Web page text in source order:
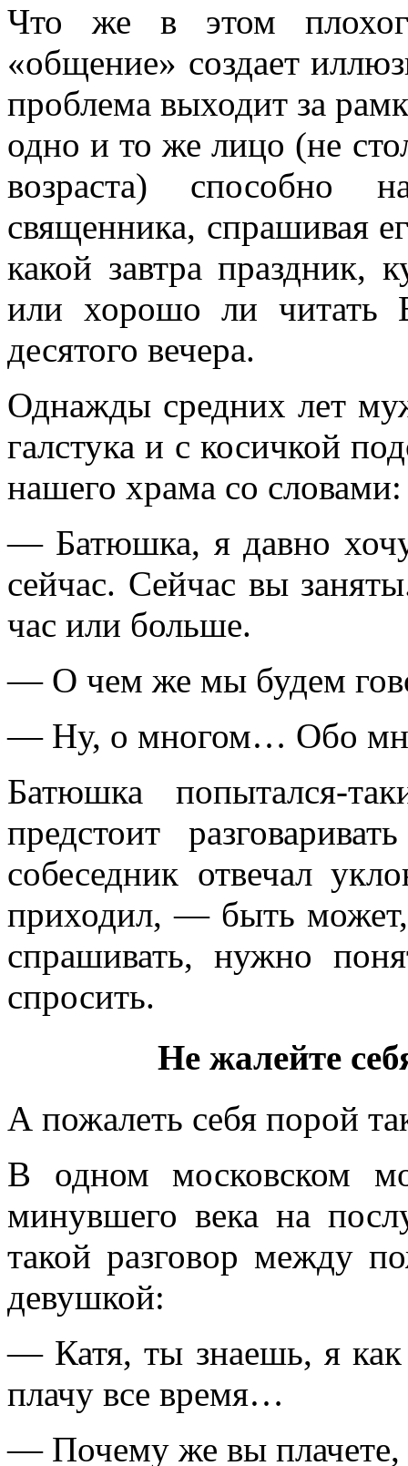
Что же в этом
«общение» создает
проблема выходит за
одно и то же лицо (не
возраста) способно
священника, спрашивая
какой завтра праздник,
или хорошо ли читать
десятого вечера.
Однажды средних лет
галстука и с косичкой
нашего храма со словами:
— Батюшка, я давно
сейчас. Сейчас вы
час или больше.
— О чем же мы будем
— Ну, о многом… Обо
Батюшка попытался-
предстоит
собеседник отвечал
приходил, — быть может,
спрашивать, нужно
спросить.
Не жалейте
А пожалеть себя порой
В одном московском
минувшего века на
такой разговор между
девушкой:
— Катя, ты знаешь, я как
плачу все время…
— Почему же вы